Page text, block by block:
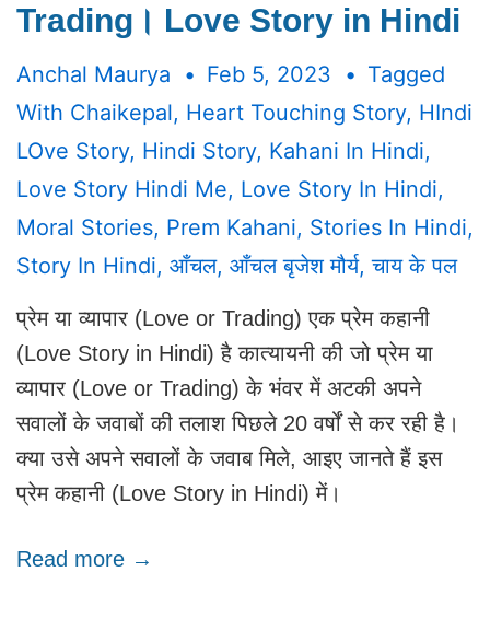
Trading। Love Story in Hindi
Anchal Maurya Feb 5, 2023
Tagged
With Chaikepal, Heart Touching Story, HIndi
LOve Story, Hindi Story, Kahani In Hindi,
Love Story Hindi Me, Love Story In Hindi,
Moral Stories, Prem Kahani, Stories In Hindi,
Story In Hindi, आँचल, आँचल बृजेश मौर्य,चाय के पल
प्रेम या व्यापार (Love or Trading) एक प्रेम कहानी
(Love Story in Hindi) है कात्यायनी की जो प्रेम या
व्यापार (Love or Trading) के भंवर में अटकी अपने
सवालों के जवाबों की तलाश पिछले 20 वर्षों से कर रही है।
क्या उसे अपने सवालों के जवाब मिले, आइए जानते हैं इस
प्रेम कहानी (Love Story in Hindi) में।
Read more →